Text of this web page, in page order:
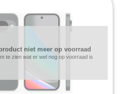
niet meer op voorraad
te zien wat er wel nog op voorraad is